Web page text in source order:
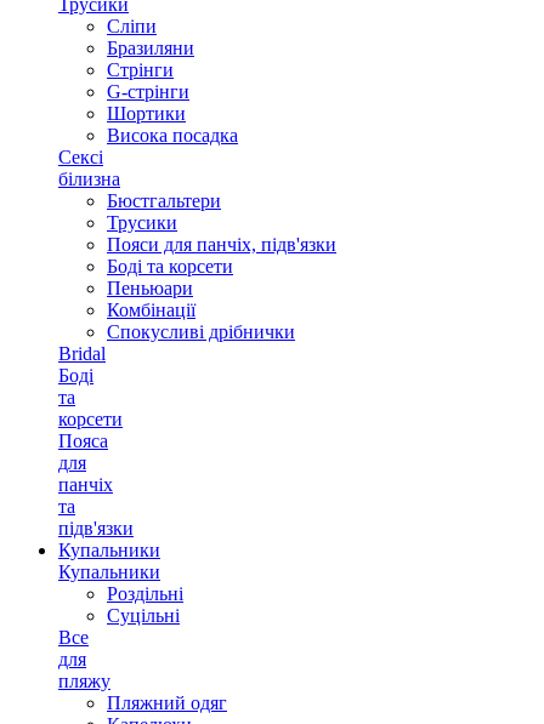
Трусики
Сліпи
Бразиляни
Стрінги
G-стрінги
Шортики
Висока посадка
Сексі
білизна
Бюстгальтери
Трусики
Пояси для панчіх, підв'язки
Боді та корсети
Пеньюари
Комбінації
Спокусливі дрібнички
Bridal
Боді
та
корсети
Пояса
для
панчіх
та
підв'язки
Купальники
Купальники
Роздільні
Суцільні
Все
для
пляжу
Пляжний одяг